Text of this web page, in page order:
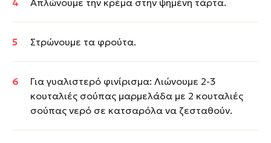
Απλώνουμε την κρέµα στην ψημένη τάρτα.
Στρώνουμε τα φρούτα.
Για γυαλιστερό φινίρισμα: Λιώνουμε 2-3
κουταλιές σούπας μαρμελάδα µε 2 κουταλιές
σούπας νερό σε κατσαρόλα να ζεσταθούν.